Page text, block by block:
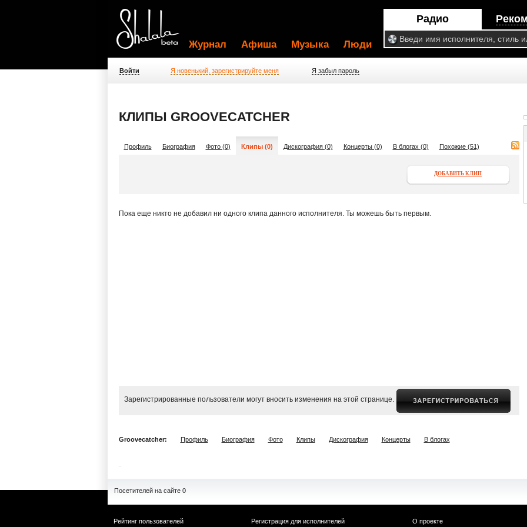
Радио
Журнал Афиша Музыка Люди
Войти Я новенький, зарегистрируйте меня Я забыл пароль
КЛИПЫ GROOVECATCHER
Профиль Биография Фото (0) Клипы (0) Дискография (0) Концерты (0) В блогах (0) Похожие (51)
ДОБАВИТЬ КЛИП
Пока еще никто не добавил ни одного клипа данного исполнителя. Ты можешь быть первым.
Зарегистрированные пользователи могут вносить изменения на этой странице.
Groovecatcher: Профиль Биография Фото Клипы Дискография Концерты В блогах
Посетителей на сайте 0
Рейтинг пользователей
Регистрация для исполнителей
О проекте